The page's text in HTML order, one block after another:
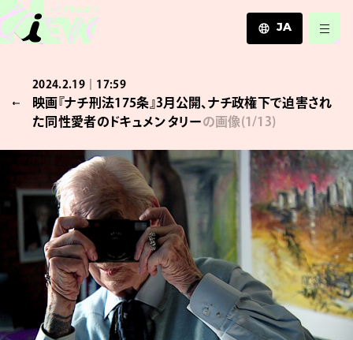
JA
ZH
2024.2.19｜17:59
映画『ナチ刑法175条』3月公開、ナチ政権下で迫害され
た同性愛者のドキュメンタリーの画像(1 /13)